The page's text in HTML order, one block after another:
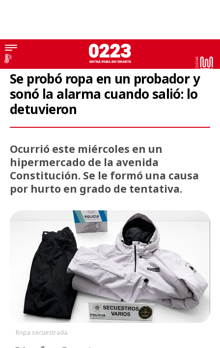
Robo
Se probó ropa en un probador y
sonó la alarma cuando salió: lo
detuvieron
Ocurrió este miércoles en un
hipermercado de la avenida
Constitución. Se le formó una causa
por hurto en grado de tentativa.
Ropa secuestrada.